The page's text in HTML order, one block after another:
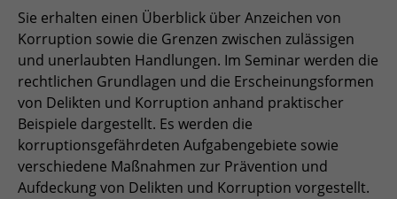
Sie erhalten einen Überblick über Anzeichen von
Korruption sowie die Grenzen zwischen zulässigen
und unerlaubten Handlungen. Im Seminar werden die
rechtlichen Grundlagen und die Erscheinungsformen
von Delikten und Korruption anhand praktischer
Beispiele dargestellt. Es werden die
korruptionsgefährdeten Aufgabengebiete sowie
verschiedene Maßnahmen zur Prävention und
Aufdeckung von Delikten und Korruption vorgestellt.
zufällig generierte ID, für die
historische Speicherung Ihrer
vorgenommen Einstellungen, falls der
Webseiten-Betreiber dies eingestellt
hat.
Name fe_typo_usr
Anbieter TYPO3
Anbieter Matomo
Laufzeit 30 min
Zweck
Tracking Nutzerverhalten beim Besuch
der Webseite